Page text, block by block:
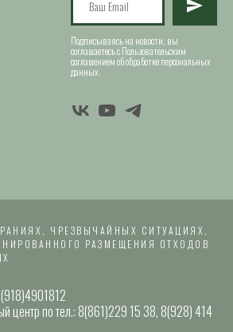
Подписываясь на новости, вы
соглашаетесь с Пользовательским
соглашением об обработке персональных
данных.
ЧРЕЗВЫЧАЙНЫХ СИТУАЦИЯХ,
РАЗМЕЩЕНИЯ ОТХОДОВ
центр по тел.: 8(861)229 15 38, 8(928) 414